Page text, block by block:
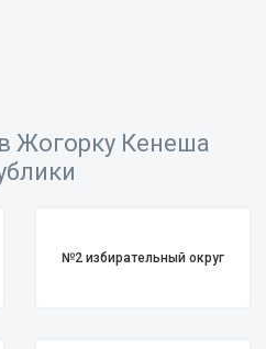
Жогорку Кенеша
№2 избирательный округ